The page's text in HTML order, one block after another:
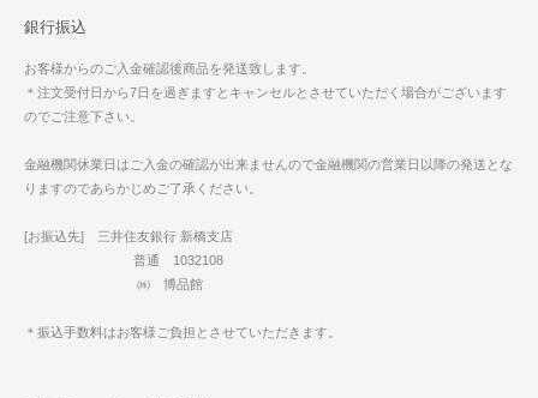
銀行振込
お客様からのご入金確認後商品を発送致します。
＊注文受付日から7日を過ぎますとキャンセルとさせていただく場合がございます
のでご注意下さい。
金融機関休業日はご入金の確認が出来ませんので金融機関の営業日以降の発送とな
りますのであらかじめご了承ください。
[お振込先] 三井住友銀行 新橋支店
普通 1032108
㈱ 博品館
＊振込手数料はお客様ご負担とさせていただきます。